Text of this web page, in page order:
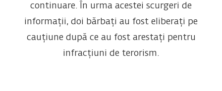
continuare. În urma acestei scurgeri de
informații, doi bărbați au fost eliberați pe
cauțiune după ce au fost arestați pentru
infracțiuni de terorism.